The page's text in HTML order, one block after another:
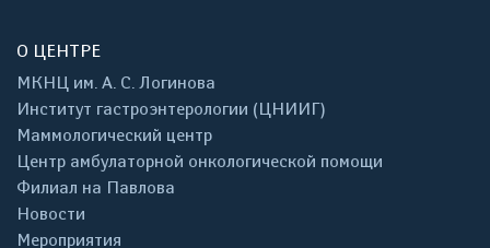
О ЦЕНТРЕ
МКНЦ им. А. С. Логинова
Институт гастроэнтерологии (ЦНИИГ)
Маммологический центр
Центр амбулаторной онкологической помощи
Филиал на Павлова
Новости
Мероприятия